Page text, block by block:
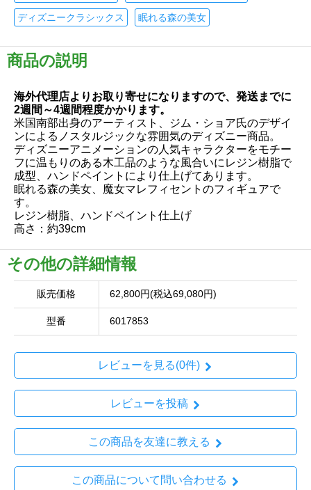
ディズニークラシックス 眠れる森の美女
商品の説明
海外代理店よりお取り寄せになりますので、発送までに
2週間～4週間程度かかります。
米国南部出身のアーティスト、ジム・ショア氏のデザイ
ンによるノスタルジックな雰囲気のディズニー商品。
ディズニーアニメーションの人気キャラクターをモチー
フに温もりのある木工品のような風合いにレジン樹脂で
成型、ハンドペイントにより仕上げてあります。
眠れる森の美女、魔女マレフィセントのフィギュアで
す。
レジン樹脂、ハンドペイント仕上げ
高さ：約39cm
その他の詳細情報
販売価格 62,800円(税込69,080円)
型番 6017853
レビューを見る(0件)
レビューを投稿
この商品を友達に教える
この商品について問い合わせる